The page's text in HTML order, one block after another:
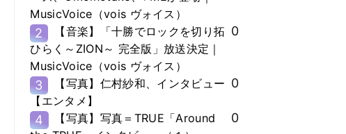
MusicVoice（vois ヴォイス）
2
【音楽】「十勝でロックを切り拓
ひらく～ZION～ 完全版」放送決定｜
MusicVoice（vois ヴォイス）
0
3
【写真】仁村紗和、インタビュー
【エンタメ】
0
4
【写真】写真＝TRUE「Around
0